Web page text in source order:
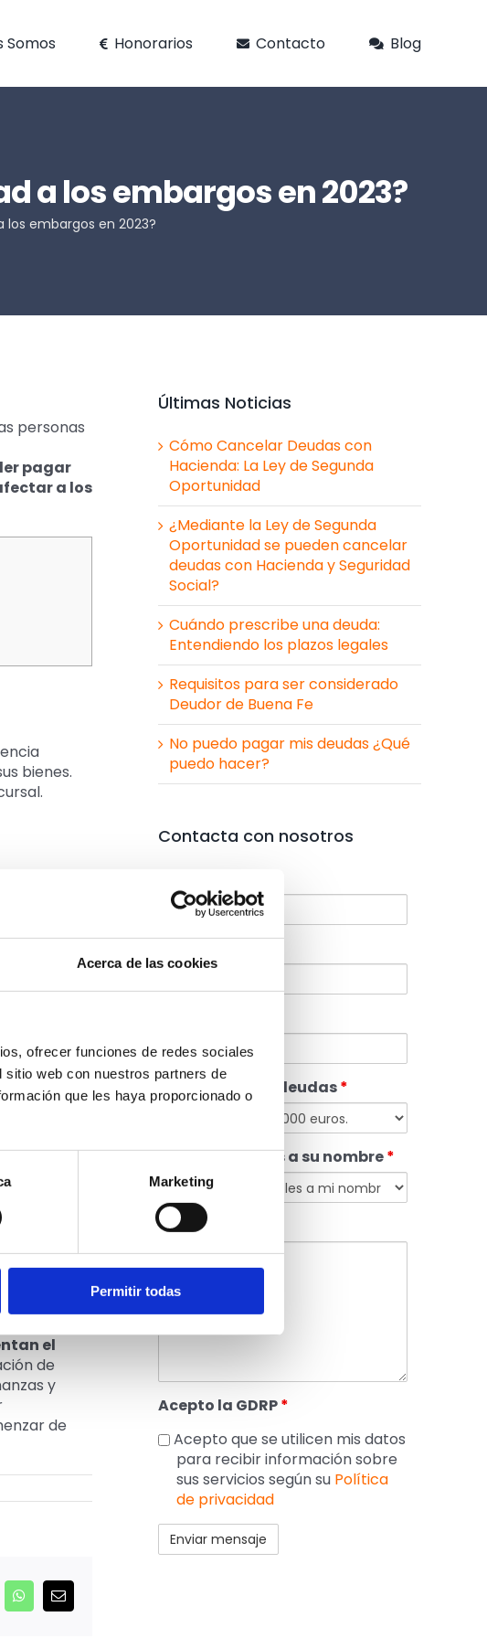
Acerca de las cookies
ofrecer funciones de redes sociales
web con nuestros partners de
que les haya proporcionado o
Marketing
Permitir todas
Somos Honorarios Contacto Blog
a los embargos en 2023?
embargos en 2023?
personas
pagar
a los
bienes.
las
largo
de
que no
aprueba
el
de
y
de
WhatsAppCorreo
Últimas Noticias
Cómo Cancelar Deudas con
Hacienda: La Ley de Segunda
Oportunidad
¿Mediante la Ley de Segunda
Oportunidad se pueden cancelar
deudas con Hacienda y Seguridad
Social?
Cuándo prescribe una deuda:
Entendiendo los plazos legales
Requisitos para ser considerado
Deudor de Buena Fe
No puedo pagar mis deudas ¿Qué
puedo hacer?
Contacta con nosotros
Cuantía de las deudas*
Tiene inmuebles a su nombre*
Mensaje
Acepto la GDRP*
Acepto que se utilicen mis datos
para recibir información sobre
sus servicios según su Política
de privacidad